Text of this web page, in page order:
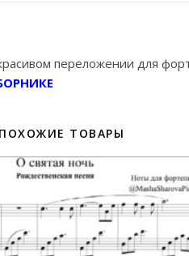
переложении для
ПОХОЖИЕ ТОВАРЫ